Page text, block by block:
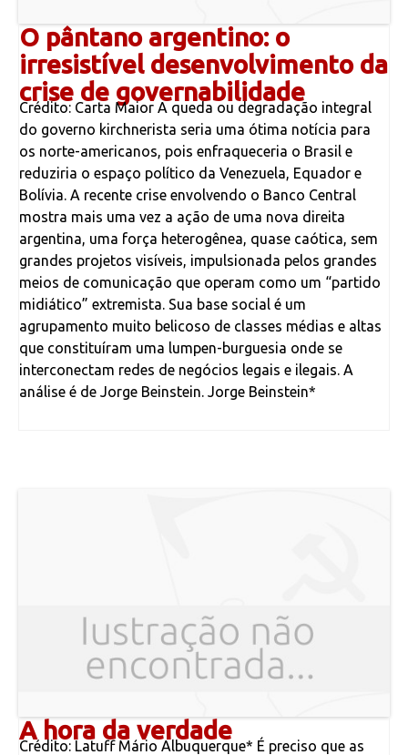
O pântano argentino: o
irresistível desenvolvimento da
crise de governabilidade
Crédito: Carta Maior A queda ou degradação integral
do governo kirchnerista seria uma ótima notícia para
os norte-americanos, pois enfraqueceria o Brasil e
reduziria o espaço político da Venezuela, Equador e
Bolívia. A recente crise envolvendo o Banco Central
mostra mais uma vez a ação de uma nova direita
argentina, uma força heterogênea, quase caótica, sem
grandes projetos visíveis, impulsionada pelos grandes
meios de comunicação que operam como um “partido
midiático” extremista. Sua base social é um
agrupamento muito belicoso de classes médias e altas
que constituíram uma lumpen-burguesia onde se
interconectam redes de negócios legais e ilegais. A
análise é de Jorge Beinstein. Jorge Beinstein*
A hora da verdade
Crédito: Latuff Mário Albuquerque* É preciso que as